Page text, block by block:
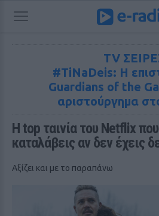
TV
#TiNaDeis: Η
Guardians of the
αριστούργημα
Η top ταινία του Netflix
καταλάβεις αν δεν έχεις
Αξίζει και με το παραπάνω